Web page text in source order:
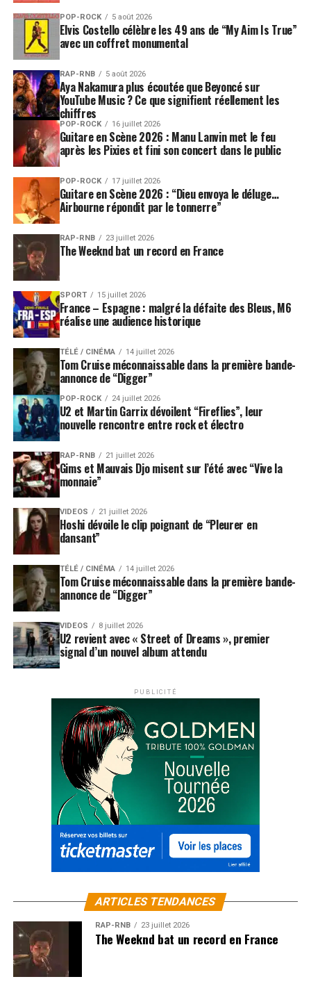
POP-ROCK 5 août 2026
Elvis Costello célèbre les 49 ans de “My Aim Is True”
avec un coffret monumental
RAP-RNB 5 août 2026
Aya Nakamura plus écoutée que Beyoncé sur
YouTube Music ? Ce que signifient réellement les
chiffres
POP-ROCK 16 juillet 2026
Guitare en Scène 2026 : Manu Lanvin met le feu
après les Pixies et fini son concert dans le public
POP-ROCK 17 juillet 2026
Guitare en Scène 2026 : “Dieu envoya le déluge…
Airbourne répondit par le tonnerre”
RAP-RNB 23 juillet 2026
The Weeknd bat un record en France
SPORT 15 juillet 2026
France – Espagne : malgré la défaite des Bleus, M6
réalise une audience historique
TÉLÉ / CINÉMA 14 juillet 2026
Tom Cruise méconnaissable dans la première bande-
annonce de “Digger”
POP-ROCK 24 juillet 2026
U2 et Martin Garrix dévoilent “Fireflies”, leur
nouvelle rencontre entre rock et électro
RAP-RNB 21 juillet 2026
Gims et Mauvais Djo misent sur l’été avec “Vive la
monnaie”
VIDEOS 21 juillet 2026
Hoshi dévoile le clip poignant de “Pleurer en
dansant”
TÉLÉ / CINÉMA 14 juillet 2026
Tom Cruise méconnaissable dans la première bande-
annonce de “Digger”
VIDEOS 8 juillet 2026
U2 revient avec « Street of Dreams », premier
signal d’un nouvel album attendu
PUBLICITÉ
ARTICLES TENDANCES
RAP-RNB 23 juillet 2026
The Weeknd bat un record en France